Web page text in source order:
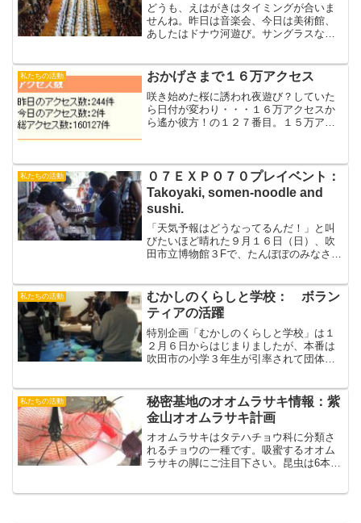
どうも、えはがきはタイミングが合いま
せんね。昨日は音楽会、今日は美術館、
あしたはドナウ河遊び。サングラスなく
よくみえません ⇒大阪（日本）7月23日
配達絵葉書の写真は、...
私たちの活動 おかげさまで１６万アクセス
咲き始めた桜に誘われ夜遊び？していた
ら日付が変わり・・・１６万アクセスか
ら遙か彼方！の１２７番目。１５万アク
えますのでご連絡ください...
私たちの活動
０７ＥＸＰＯ７０プレイベント：
Takoyaki, somen-noodle and
sushi.
「天気予報はどうなってるんだ！」と叫
びたいほど晴れた９月１６日（日）、吹
田市立博物館３Fで、たんぽぽのみなさん
て、日本の味を楽しむイベントがありま
した。１．たこ焼きなんと...
私たちの活動
むかしのくらしと学校： ボラン
ティアの活躍
特別企画「むかしのくらしと学校」は１
２月６日からはじまりましたが、本番は
吹田市の小学３年生が引率されて団体で
営に取り組んで、新しいアイデアを盛り
込んで、磨きをかけてきま...
私たちの活動
秘密基地のオオムラサキ情報：紫
金山オオムラサキ計画
オオムラサキはタテハチョウ科に分類さ
れるチョウの一種です。吸蜜するオオム
ラサキの脚にご注目下さい。昆虫は6本足